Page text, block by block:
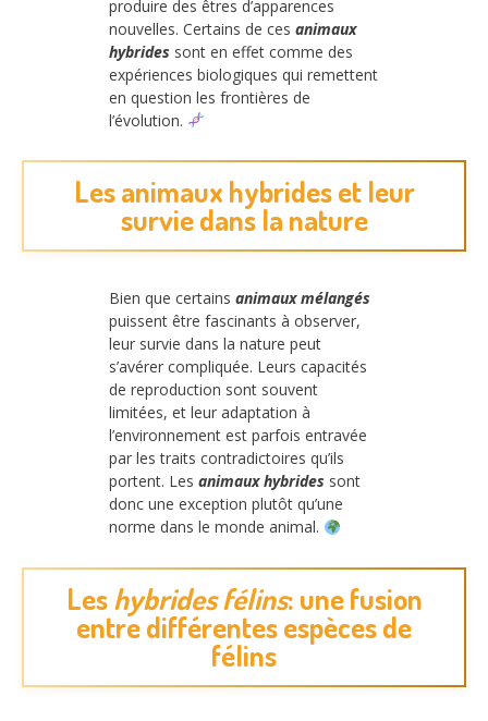
produire des êtres d’apparences
nouvelles. Certains de ces animaux
hybrides sont en effet comme des
expériences biologiques qui remettent
en question les frontières de
l’évolution.
Les animaux hybrides et leur
survie dans la nature
Bien que certains animaux mélangés
puissent être fascinants à observer,
leur survie dans la nature peut
s’avérer compliquée. Leurs capacités
de reproduction sont souvent
limitées, et leur adaptation à
l’environnement est parfois entravée
par les traits contradictoires qu’ils
portent. Les animaux hybrides sont
donc une exception plutôt qu’une
norme dans le monde animal.
Leshybrides félins: une fusion
entre différentes espèces de
félins